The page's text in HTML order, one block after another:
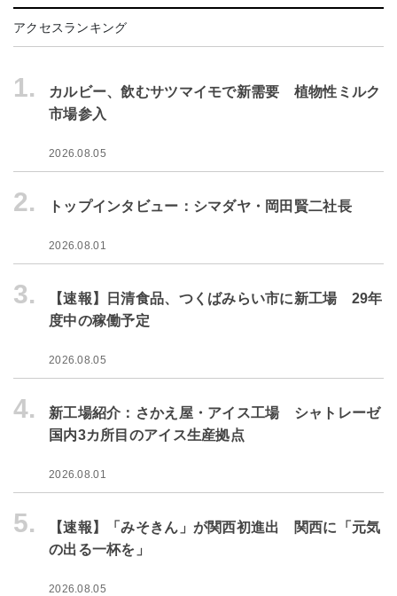
アクセスランキング
1.
カルビー、飲むサツマイモで新需要 植物性ミルク
市場参入
2026.08.05
2. トップインタビュー：シマダヤ・岡田賢二社長
2026.08.01
3.
【速報】日清食品、つくばみらい市に新工場 29年
度中の稼働予定
2026.08.05
4.
新工場紹介：さかえ屋・アイス工場 シャトレーゼ
国内3カ所目のアイス生産拠点
2026.08.01
5.
【速報】「みそきん」が関西初進出 関西に「元気
の出る一杯を」
2026.08.05